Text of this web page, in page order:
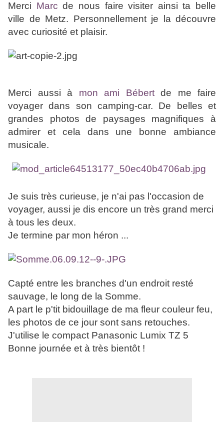
Merci Marc de nous faire visiter ainsi ta belle
ville de Metz. Personnellement je la découvre
avec curiosité et plaisir.
Merci aussi à mon ami Bébertde me faire
voyager dans son camping-car. De belles et
grandes photos de paysages magnifiques à
admirer et cela dans une bonne ambiance
musicale.
Je suis très curieuse, je n'ai pas l'occasion de
voyager, aussi je dis encore un très grand merci
à tous les deux.
Je termine par mon héron ...
Capté entre les branches d'un endroit resté
sauvage, le long de la Somme.
A part le p'tit bidouillage de ma fleur couleur feu,
les photos de ce jour sont sans retouches.
J'utilise le compact Panasonic Lumix TZ 5
Bonne journée et à très bientôt !